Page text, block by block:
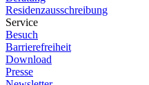
Residenzausschreibung
Service
Besuch
Barrierefreiheit
Download
Presse